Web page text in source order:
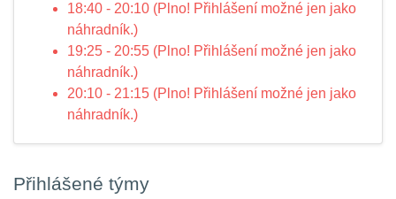
18:40 - 20:10 (Plno! Přihlášení možné jen jako
náhradník.)
19:25 - 20:55 (Plno! Přihlášení možné jen jako
náhradník.)
20:10 - 21:15 (Plno! Přihlášení možné jen jako
náhradník.)
Přihlášené týmy